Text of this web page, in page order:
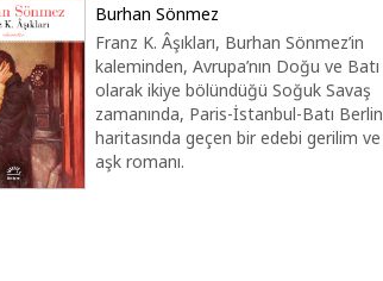
Burhan Sönmez
Franz K. Âşıkları, Burhan Sönmez’in
kaleminden, Avrupa’nın Doğu ve Batı
olarak ikiye bölündüğü Soğuk Savaş
zamanında, Paris-İstanbul-Batı Berlin
haritasında geçen bir edebi gerilim ve
aşk romanı.